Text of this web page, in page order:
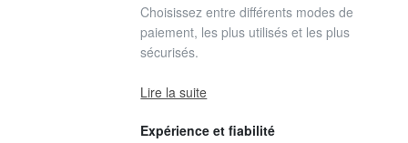
Choisissez entre différents modes de
paiement, les plus utilisés et les plus
sécurisés.
Lire la suite
Expérience et fiabilité